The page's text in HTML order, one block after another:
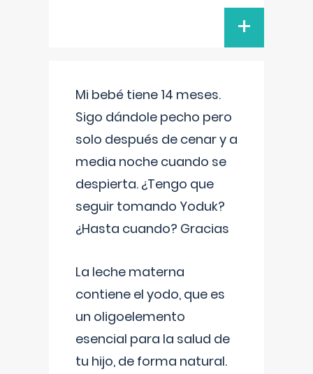
+
Mi bebé tiene 14 meses.
Sigo dándole pecho pero
solo después de cenar y a
media noche cuando se
despierta. ¿Tengo que
seguir tomando Yoduk?
¿Hasta cuando? Gracias
La leche materna
contiene el yodo, que es
un oligoelemento
esencial para la salud de
tu hijo, de forma natural.